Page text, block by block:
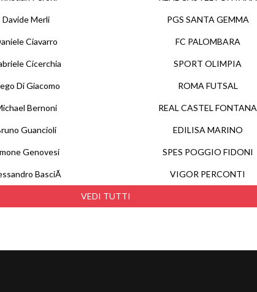
VEDI TUTTI
Davide Merli PGS SANTA GEMMA
Ciavarro FC PALOMBARA
Cicerchia SPORT OLIMPIA
Di Giacomo ROMA FUTSAL
Bernoni REAL CASTEL FONTANA
Guancioli EDILISA MARINO
Genovesi SPES POGGIO FIDONI
BasciÃ VIGOR PERCONTI